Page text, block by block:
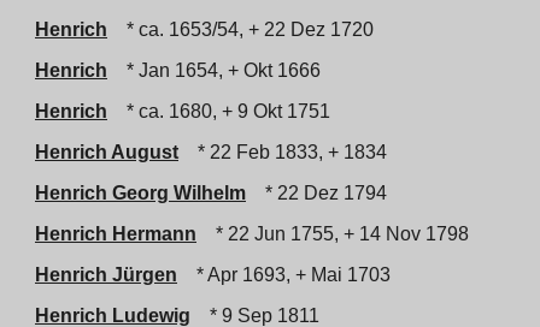
Henrich
* ca. 1653/54, + 22 Dez 1720
Henrich
* Jan 1654, + Okt 1666
Henrich
* ca. 1680, + 9 Okt 1751
Henrich August
* 22 Feb 1833, + 1834
Henrich Georg Wilhelm
* 22 Dez 1794
Henrich Hermann
* 22 Jun 1755, + 14 Nov 1798
Henrich Jürgen
* Apr 1693, + Mai 1703
Henrich Ludewig
* 9 Sep 1811